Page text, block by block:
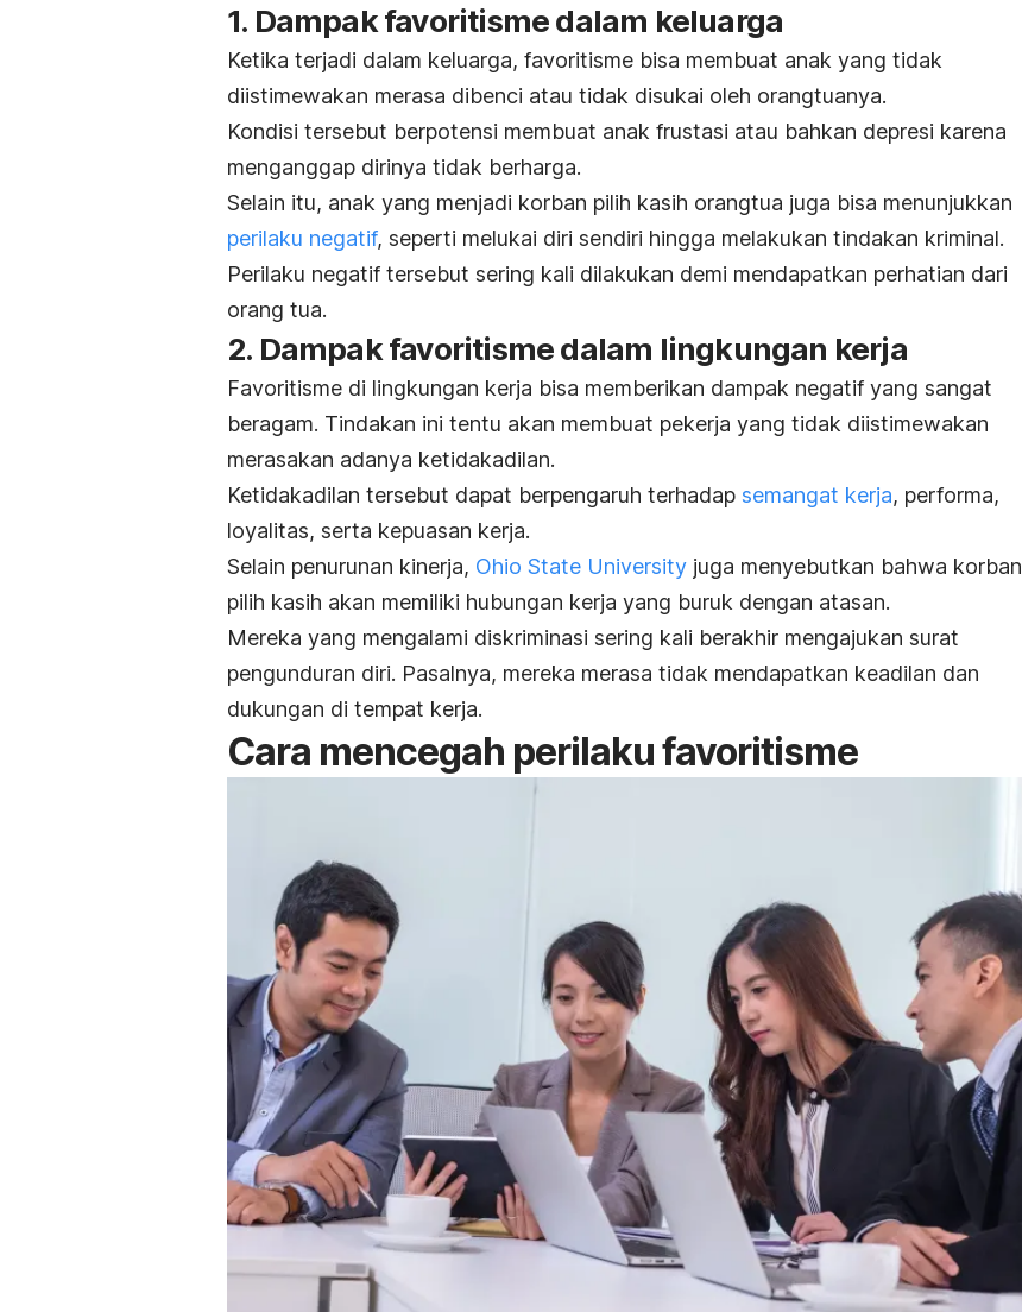
1. Dampak favoritisme dalam keluarga
Ketika terjadi dalam keluarga, favoritisme bisa membuat anak yang tidak
diistimewakan merasa dibenci atau tidak disukai oleh orangtuanya.
Kondisi tersebut berpotensi membuat anak frustasi atau bahkan depresi karena
menganggap dirinya tidak berharga.
Selain itu, anak yang menjadi korban pilih kasih orangtua juga bisa menunjukkan
perilaku negatif, seperti melukai diri sendiri hingga melakukan tindakan kriminal.
Perilaku negatif tersebut sering kali dilakukan demi mendapatkan perhatian dari
orang tua.
2. Dampak favoritisme dalam lingkungan kerja
Favoritisme di lingkungan kerja bisa memberikan dampak negatif yang sangat
beragam. Tindakan ini tentu akan membuat pekerja yang tidak diistimewakan
merasakan adanya ketidakadilan.
Ketidakadilan tersebut dapat berpengaruh terhadap semangat kerja, performa,
loyalitas, serta kepuasan kerja.
Selain penurunan kinerja, Ohio State University juga menyebutkan bahwa korban
pilih kasih akan memiliki hubungan kerja yang buruk dengan atasan.
Mereka yang mengalami diskriminasi sering kali berakhir mengajukan surat
pengunduran diri. Pasalnya, mereka merasa tidak mendapatkan keadilan dan
dukungan di tempat kerja.
Cara mencegah perilaku favoritisme